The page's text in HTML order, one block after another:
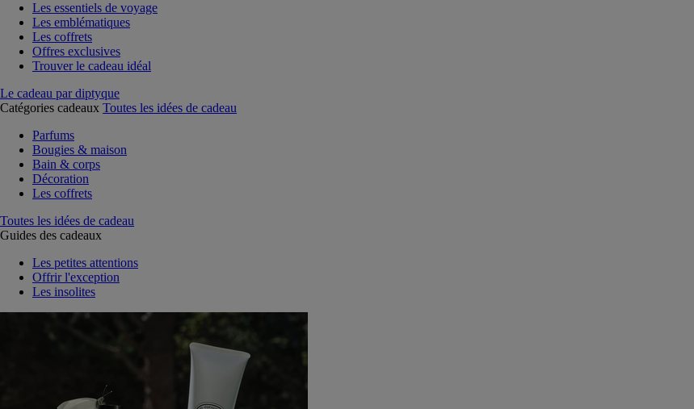
Les essentiels de voyage
Les emblématiques
Les coffrets
Offres exclusives
Trouver le cadeau idéal
Le cadeau par diptyque
Catégories cadeaux Toutes les idées de cadeau
Parfums
Bougies & maison
Bain & corps
Décoration
Les coffrets
Toutes les idées de cadeau
Guides des cadeaux
Les petites attentions
Offrir l'exception
Les insolites